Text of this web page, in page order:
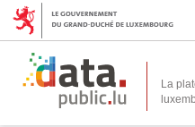
La